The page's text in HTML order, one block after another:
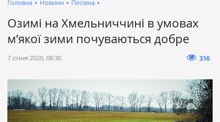
Головна • Новини • Посівна •
Озимі на Хмельниччині в умовах
м’якої зими почуваються добре
7 січня 2020, 08:30 316